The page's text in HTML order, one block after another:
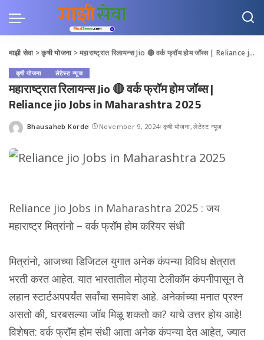
माझी सेवा>कृषी योजना>महाराष्ट्रात रिलायन्स Jio 🔴 वर्क फ्रॉम होम जॉब्स | Reliance jio Jobs in Maharashtra 2025
कृषी योजना लेटेस्ट न्यूज
महाराष्ट्रात रिलायन्स Jio 🔴 वर्क फ्रॉम होम जॉब्स |
Reliance jio Jobs in Maharashtra 2025
Posted
Bhausaheb Korde November 9, 2024 कृषी योजना लेटेस्ट न्यूज
Reliance jio Jobs in Maharashtra 2025 : जय
महाराष्ट्र मित्रांनो – वर्क फ्रॉम होम करियर संधी
मित्रांनो, आजच्या डिजिटल युगात अनेक कंपन्या विविध क्षेत्रात
भरती करत आहेत. यात भारतातील मोठ्या टेलीकॉम कंपनीपासून ते
लहान स्टार्टअपपर्यंत सर्वांचा समावेश आहे. अनेकांच्या मनात प्रश्न
असतो की, घरबसल्या जॉब मिळू शकतो का? याचे उत्तर होय आहे!
विशेषत: वर्क फ्रॉम होम संधी आता अनेक कंपन्या देत आहेत, ज्यात